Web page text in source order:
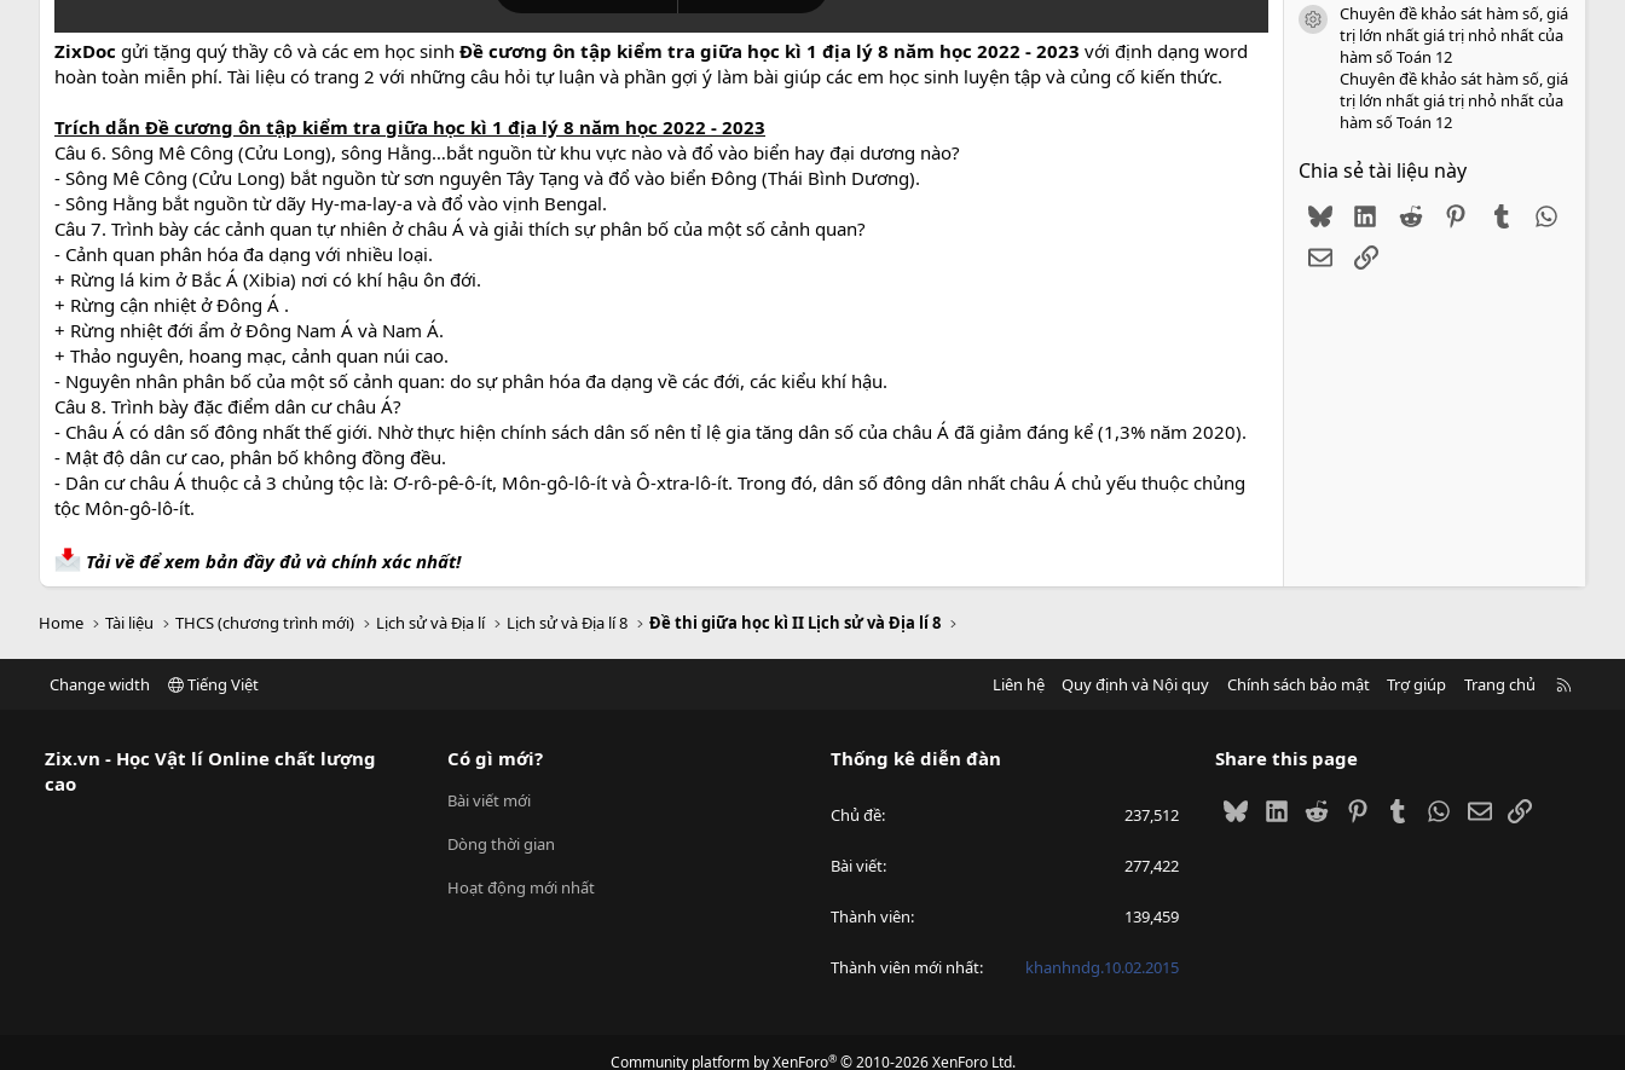
ZixDoc gửi tặng quý thầy cô và các em học sinh Đề cương ôn tập kiểm tra giữa học kì 1 địa lý 8 năm học 2022 - 2023 với định dạng word
hoàn toàn miễn phí. Tài liệu có trang 2 với những câu hỏi tự luận và phần gợi ý làm bài giúp các em học sinh luyện tập và củng cố kiến thức.
Trích dẫn Đề cương ôn tập kiểm tra giữa học kì 1 địa lý 8 năm học 2022 - 2023
Câu 6. Sông Mê Công (Cửu Long), sông Hằng…bắt nguồn từ khu vực nào và đổ vào biển hay đại dương nào?
- Sông Mê Công (Cửu Long) bắt nguồn từ sơn nguyên Tây Tạng và đổ vào biển Đông (Thái Bình Dương).
- Sông Hằng bắt nguồn từ dãy Hy-ma-lay-a và đổ vào vịnh Bengal.
Câu 7. Trình bày các cảnh quan tự nhiên ở châu Á và giải thích sự phân bố của một số cảnh quan?
- Cảnh quan phân hóa đa dạng với nhiều loại.
+ Rừng lá kim ở Bắc Á (Xibia) nơi có khí hậu ôn đới.
+ Rừng cận nhiệt ở Đông Á .
+ Rừng nhiệt đới ẩm ở Đông Nam Á và Nam Á.
+ Thảo nguyên, hoang mạc, cảnh quan núi cao.
- Nguyên nhân phân bố của một số cảnh quan: do sự phân hóa đa dạng về các đới, các kiểu khí hậu.
Câu 8. Trình bày đặc điểm dân cư châu Á?
- Châu Á có dân số đông nhất thế giới. Nhờ thực hiện chính sách dân số nên tỉ lệ gia tăng dân số của châu Á đã giảm đáng kể (1,3% năm 2020).
- Mật độ dân cư cao, phân bố không đồng đều.
- Dân cư châu Á thuộc cả 3 chủng tộc là: Ơ-rô-pê-ô-ít, Môn-gô-lô-ít và Ô-xtra-lô-ít. Trong đó, dân số đông dân nhất châu Á chủ yếu thuộc chủng
tộc Môn-gô-lô-ít.
Tải về để xem bản đầy đủ và chính xác nhất!
icon tài liệu
Chuyên đề khảo sát hàm số, giá
trị lớn nhất giá trị nhỏ nhất của
hàm số Toán 12
Chuyên đề khảo sát hàm số, giá
trị lớn nhất giá trị nhỏ nhất của
hàm số Toán 12
Chia sẻ tài liệu này
BlueskyLinkedIn
Reddit PinterestTumblr
EmailLink
Home Tài liệu THCS (chương trình mới) Lịch sử và Địa lí Lịch sử và Địa lí 8 Đề thi giữa học kì II Lịch sử và Địa lí 8
Change width Tiếng Việt Liên hệ Quy định và Nội quy Chính sách bảo mật Trợ giúp Trang chủ
Zix.vn - Học Vật lí Online chất lượng
cao
Có gì mới?
Bài viết mới
Dòng thời gian
Hoạt động mới nhất
Thống kê diễn đàn
Chủ đề 237,512
Bài viết 277,422
Thành viên 139,459
Thành viên mới nhất khanhndg.10.02.2015
Share this page
BlueskyLinkedIn
Reddit PinterestTumblrWhatsApp
EmailLink
Community platform by XenForo® © 2010-2026 XenForo Ltd.